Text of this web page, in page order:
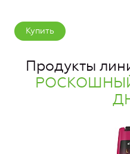
Купить
Продукты